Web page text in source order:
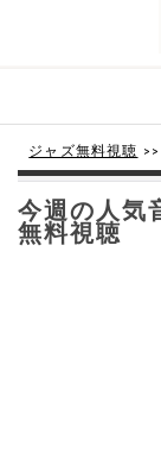
ジャズ無料視聴
今週の人気
無料視聴